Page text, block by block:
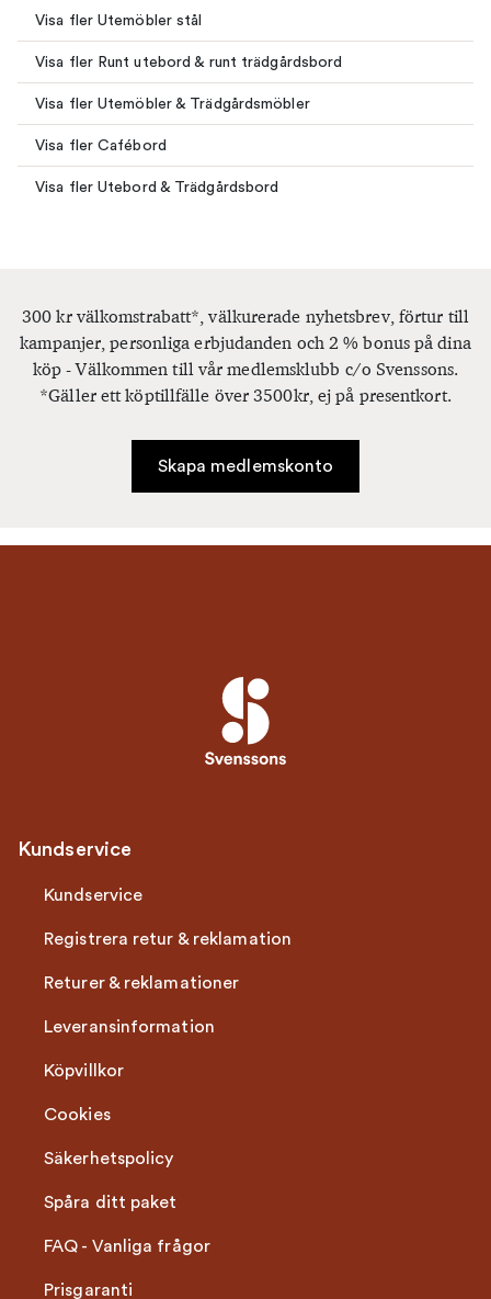
Visa fler Utemöbler stål
Visa fler Runt utebord & runt trädgårdsbord
Visa fler Utemöbler & Trädgårdsmöbler
Visa fler Cafébord
Visa fler Utebord & Trädgårdsbord
300 kr välkomstrabatt*, välkurerade nyhetsbrev, förtur till
kampanjer, personliga erbjudanden och 2 % bonus på dina
köp - Välkommen till vår medlemsklubb c/o Svenssons.
*Gäller ett köptillfälle över 3500kr, ej på presentkort.
Skapa medlemskonto
Kundservice
Kundservice
Registrera retur & reklamation
Returer & reklamationer
Leveransinformation
Köpvillkor
Cookies
Säkerhetspolicy
Spåra ditt paket
FAQ - Vanliga frågor
Prisgaranti